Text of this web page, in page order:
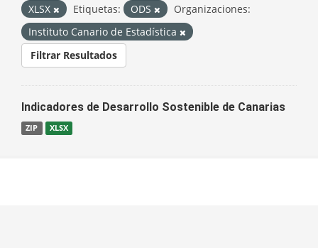
XLSX
Etiquetas: ODS
Organizaciones:
Instituto Canario de Estadística
Filtrar Resultados
Indicadores de Desarrollo Sostenible de Canarias
ZIP XLSX